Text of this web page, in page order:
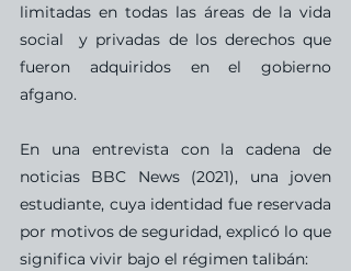
limitadas en todas las áreas de la vida
social  y privadas de los derechos que
fueron adquiridos en el gobierno
afgano.
En una entrevista con la cadena de
noticias BBC News (2021), una joven
estudiante, cuya identidad fue reservada
por motivos de seguridad, explicó lo que
significa vivir bajo el régimen talibán: